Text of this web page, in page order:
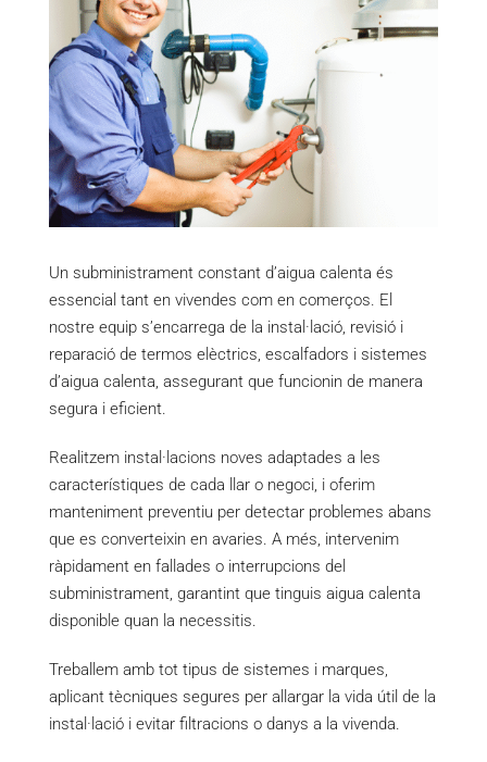
Un subministrament constant d’aigua calenta és
essencial tant en vivendes com en comerços. El
nostre equip s’encarrega de la instal·lació, revisió i
reparació de termos elèctrics, escalfadors i sistemes
d’aigua calenta, assegurant que funcionin de manera
segura i eficient.
Realitzem instal·lacions noves adaptades a les
característiques de cada llar o negoci, i oferim
manteniment preventiu per detectar problemes abans
que es converteixin en avaries. A més, intervenim
ràpidament en fallades o interrupcions del
subministrament, garantint que tinguis aigua calenta
disponible quan la necessitis.
Treballem amb tot tipus de sistemes i marques,
aplicant tècniques segures per allargar la vida útil de la
instal·lació i evitar filtracions o danys a la vivenda.